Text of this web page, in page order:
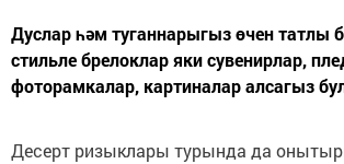
Дуслар һәм туганнарыгыз өчен татлы
стильле брелоклар яки сувенирлар,
фоторамкалар, картиналар алсагыз
Десерт ризыклары турында да